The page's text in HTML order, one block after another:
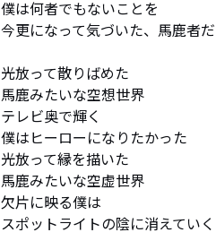
僕は何者でもないことを
今更になって気づいた、馬鹿者だ
光放って散りばめた
馬鹿みたいな空想世界
テレビ奥で輝く
僕はヒーローになりたかった
光放って縁を描いた
馬鹿みたいな空虚世界
欠片に映る僕は
スポットライトの陰に消えていく